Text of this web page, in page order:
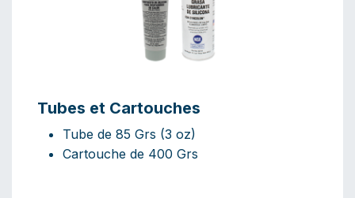
Tubes et Cartouches
Tube de 85 Grs (3 oz)
Cartouche de 400 Grs